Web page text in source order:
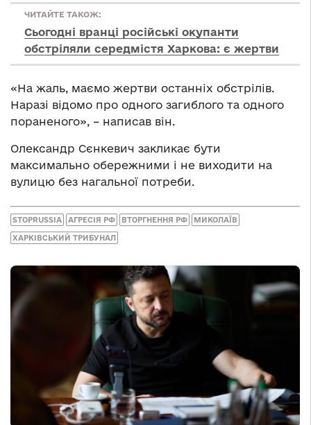
ЧИТАЙТЕ ТАКОЖ:
Сьогодні вранці російські окупанти
обстріляли середмістя Харкова: є жертви
«На жаль, маємо жертви останніх обстрілів.
Наразі відомо про одного загиблого та одного
пораненого», – написав він.
Олександр Сєнкевич закликає бути
максимально обережними і не виходити на
вулицю без нагальної потреби.
STOPRUSSIA АГРЕСІЯ РФ ВТОРГНЕННЯ РФ МИКОЛАЇВ
ХАРКІВСЬКИЙ ТРИБУНАЛ